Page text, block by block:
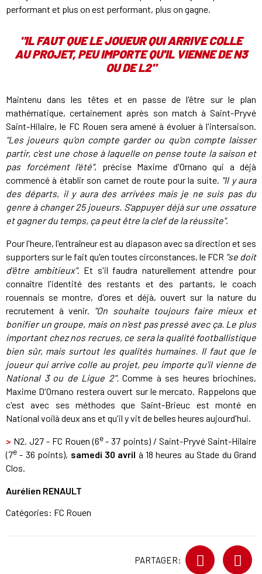
performant et plus on est performant, plus on gagne.
"IL FAUT QUE LE JOUEUR QUI ARRIVE COLLE
AU PROJET, PEU IMPORTE QU'IL VIENNE DE N3
OU DE L2"
Maintenu dans les têtes et en passe de l'être sur le plan
mathématique, certainement après son match à Saint-Pryvé
Saint-Hilaire, le FC Rouen sera amené à évoluer à l'intersaison.
"Les joueurs qu'on compte garder ou qu'on compte laisser
partir, c'est une chose à laquelle on pense toute la saison et
pas forcément l'été", précise Maxime d'Ornano qui a déjà
commencé à établir son carnet de route pour la suite. "Il y aura
des départs, il y aura des arrivées mais je ne suis pas du
genre à changer 25 joueurs. S'appuyer déjà sur une ossature
et gagner du temps, ça peut être la clef de la réussite".
Pour l'heure, l'entraîneur est au diapason avec sa direction et ses
supporters sur le fait qu'en toutes circonstances, le FCR "se doit
d'être ambitieux". Et s'il faudra naturellement attendre pour
connaître l'identité des restants et des partants, le coach
rouennais se montre, d'ores et déjà, ouvert sur la nature du
recrutement à venir. "On souhaite toujours faire mieux et
bonifier un groupe, mais on n'est pas pressé avec ça. Le plus
important chez nos recrues, ce sera la qualité footballistique
bien sûr, mais surtout les qualités humaines. Il faut que le
joueur qui arrive colle au projet, peu importe qu'il vienne de
National 3 ou de Ligue 2". Comme à ses heures briochines,
Maxime D'Ornano restera ouvert sur le mercato. Rappelons que
c'est avec ses méthodes que Saint-Brieuc est monté en
National voilà deux ans et qu'il y vit de belles heures aujourd'hui.
> N2. J27 - FC Rouen (6e- 37 points) / Saint-Pryvé Saint-Hilaire
(7e - 36 points), samedi 30 avril à 18 heures au Stade du Grand
Clos.
Aurélien RENAULT
Catégories: FC Rouen
PARTAGER: